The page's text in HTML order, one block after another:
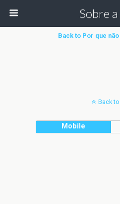
Sobre
Back to Por que
Back
Mobile